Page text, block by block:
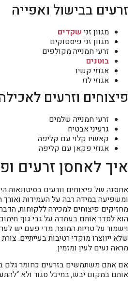
זרעים בבישול ואפייה
מגוון זני שקדים
מגוון זני פיסטוקים
זרעי חמנייה מקולפים
בוטנים
אגוזי קשיו
אגוזי לוז
פיצוחים וזרעים
זרעי חמנייה שלמים
גרעיני אבטיח
קאשיו קלוי עם קליפה
אגוזי פקאן עם קליפה
איך לאחסן זרעים
אחסנה של פיצוחים וזרעים בסיטונאות
ומשפיעה במידה רבה על העמידות
מחזיקים פיצוחים למכירה ללקוחות,
הוא לסדר אותם בעמדה על גבי גוף
וישמור על טריות המוצר. מדי פעם יש
שלא ייווצרו מוקדי רטיבות בעייתיים.
מראה נעים לעין ומזמין.
אם אתם משתמשים בזרעים כחומר גלם
אותם במקום יבש, במיכל סגור ולא